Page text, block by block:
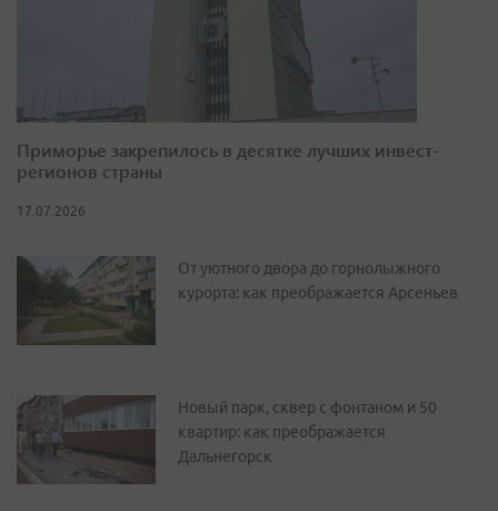
Приморье закрепилось в десятке лучших инвест-
регионов страны
17.07.2026
От уютного двора до горнолыжного
курорта: как преображается Арсеньев
Новый парк, сквер с фонтаном и 50
квартир: как преображается
Дальнегорск